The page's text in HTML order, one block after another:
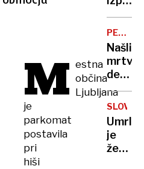
M estna
občina
Ljubljana
je
parkomat
postavila
pri
hiši
jutro
tega
poletja
iz
Najprej
objemi,
juha
in
MOST
Našli
delfina:
da
gre
za
SLOVO
Umrla
je
žena